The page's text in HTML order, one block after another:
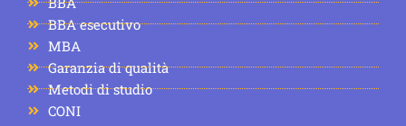
BBA esecutivo
MBA
Garanzia di qualità
Metodi di studio
CONI